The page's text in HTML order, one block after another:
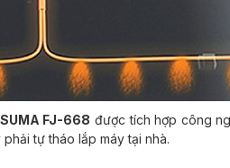
FJ-668 được tích hợp công
tự tháo lắp máy tại nhà.